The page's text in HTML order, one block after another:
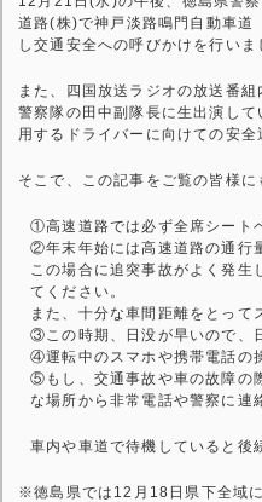
道路(株)で神戸淡路鳴門自動車
し交通安全への呼びかけを行いま
また、四国放送ラジオの放送番
警察隊の田中副隊長に生出演し
用するドライバーに向けての安全
そこで、この記事をご覧の皆様に
①高速道路では必ず全席シート
②年末年始には高速道路の通行
この場合に追突事故がよく発生
てください。
また、十分な車間距離をとって
③この時期、日没が早いので、
④運転中のスマホや携帯電話の
⑤もし、交通事故や車の故障の
な場所から非常電話や警察に連
車内や車道で待機していると後
※徳島県では12月18日県下全域